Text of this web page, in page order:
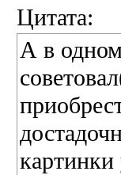
Цитата:
А в